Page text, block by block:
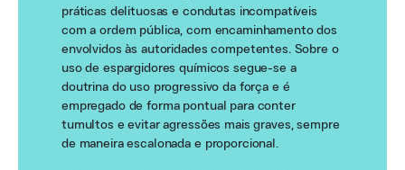
práticas delituosas e condutas incompatíveis
com a ordem pública, com encaminhamento dos
envolvidos às autoridades competentes. Sobre o
uso de espargidores químicos segue-se a
doutrina do uso progressivo da força e é
empregado de forma pontual para conter
tumultos e evitar agressões mais graves, sempre
de maneira escalonada e proporcional.